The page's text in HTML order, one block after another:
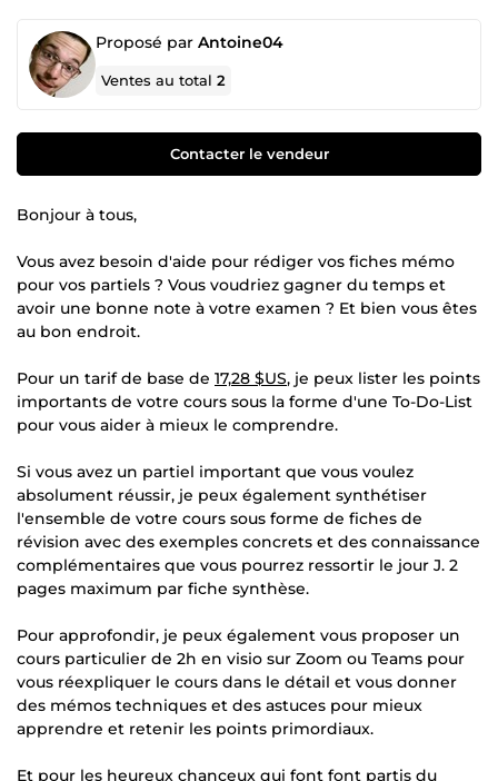
Proposé par Antoine04
Ventes au total2
Contacter le vendeur
Bonjour à tous,
Vous avez besoin d'aide pour rédiger vos fiches mémo
pour vos partiels ? Vous voudriez gagner du temps et
avoir une bonne note à votre examen ? Et bien vous êtes
au bon endroit.
Pour un tarif de base de 17,28 $US, je peux lister les points
importants de votre cours sous la forme d'une To-Do-List
pour vous aider à mieux le comprendre.
Si vous avez un partiel important que vous voulez
absolument réussir, je peux également synthétiser
l'ensemble de votre cours sous forme de fiches de
révision avec des exemples concrets et des connaissance
complémentaires que vous pourrez ressortir le jour J. 2
pages maximum par fiche synthèse.
Pour approfondir, je peux également vous proposer un
cours particulier de 2h en visio sur Zoom ou Teams pour
vous réexpliquer le cours dans le détail et vous donner
des mémos techniques et des astuces pour mieux
apprendre et retenir les points primordiaux.
Et pour les heureux chanceux qui font font partis du